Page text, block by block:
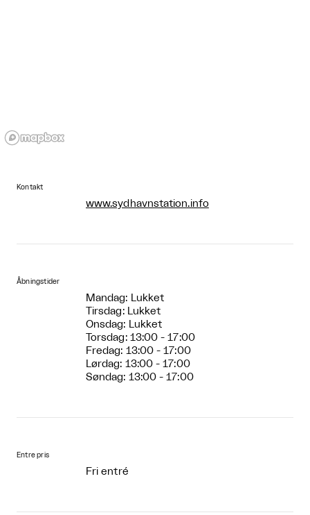
Kontakt
www.sydhavnstation.info
Åbningstider
Mandag: Lukket
Tirsdag: Lukket
Onsdag: Lukket
Torsdag: 13:00 - 17:00
Fredag: 13:00 - 17:00
Lørdag: 13:00 - 17:00
Søndag: 13:00 - 17:00
Entre pris
Fri entré